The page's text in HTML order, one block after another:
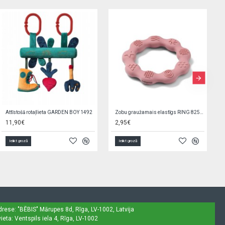
Zobu birstīte-uzpirkstenis 723/01 transparent
1,29€ 1,69€
Ielikt grozā
Zeķubikses rāpošanai 68/74 RAB-0025 navy blue truck
4,39€
Ielikt grozā
"BĒBIS" Mārupes 8d, Rīga, LV-1002, Latvija
Ventspils iela 4, Rīga, LV-1002